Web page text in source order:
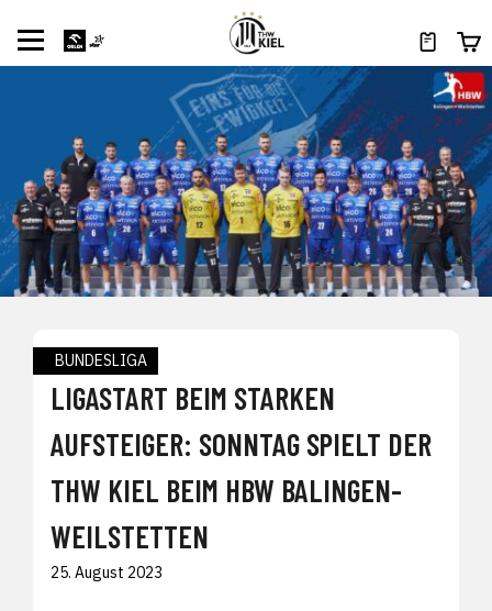
BUNDESLIGA
LIGASTART BEIM STARKEN
AUFSTEIGER: SONNTAG SPIELT DER
THW KIEL BEIM HBW BALINGEN-
WEILSTETTEN
25. August 2023